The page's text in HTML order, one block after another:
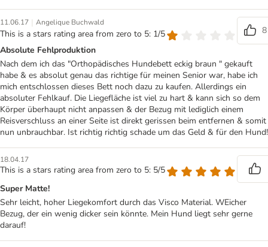
11.06.17 | Angelique Buchwald
This is a stars rating area from zero to 5: 1/5
8
Absolute Fehlproduktion
Nach dem ich das "Orthopädisches Hundebett eckig braun " gekauft
habe & es absolut genau das richtige für meinen Senior war, habe ich
mich entschlossen dieses Bett noch dazu zu kaufen. Allerdings ein
absoluter Fehlkauf. Die Liegefläche ist viel zu hart & kann sich so dem
Körper überhaupt nicht anpassen & der Bezug mit lediglich einem
Reisverschluss an einer Seite ist direkt gerissen beim entfernen & somit
nun unbrauchbar. Ist richtig richtig schade um das Geld & für den Hund!
18.04.17
This is a stars rating area from zero to 5: 5/5
Super Matte!
Sehr leicht, hoher Liegekomfort durch das Visco Material. WEicher
Bezug, der ein wenig dicker sein könnte. Mein Hund liegt sehr gerne
darauf!